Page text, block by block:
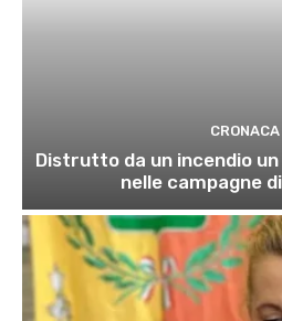
CRONACA
Distrutto da un incendio
nelle campagne